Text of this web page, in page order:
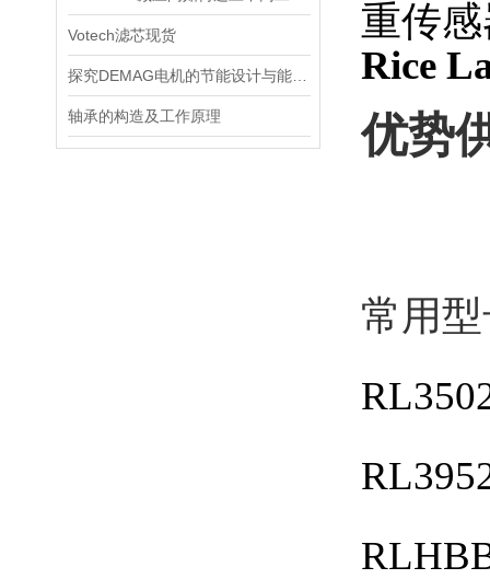
Votech滤芯现货
轴承的构造及工作原理
重传
Rice
优势
常用